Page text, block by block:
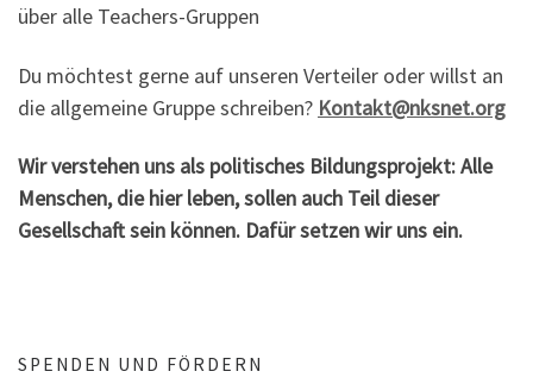
über alle Teachers-Gruppen
Du möchtest gerne auf unseren Verteiler oder willst an
die allgemeine Gruppe schreiben? Kontakt@nksnet.org
Wir verstehen uns als politisches Bildungsprojekt: Alle
Menschen, die hier leben, sollen auch Teil dieser
Gesellschaft sein können. Dafür setzen wir uns ein.
SPENDEN UND FÖRDERN